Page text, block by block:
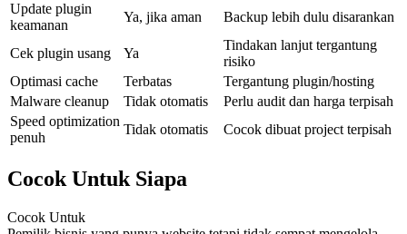
Update plugin
keamanan
Ya, jika aman Backup lebih dulu disarankan
Cek plugin usang Ya
Tindakan lanjut tergantung
risiko
Optimasi cache
Terbatas
Tergantung plugin/hosting
Malware cleanup
Tidak otomatis
Perlu audit dan harga terpisah
Speed optimization
penuh
Tidak otomatis Cocok dibuat project terpisah
Cocok Untuk Siapa
Cocok Untuk